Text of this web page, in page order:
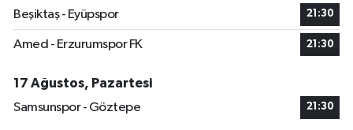
Beşiktaş - Eyüpspor 21:30
Amed - Erzurumspor FK 21:30
17 Ağustos, Pazartesi
Samsunspor - Göztepe
21:30